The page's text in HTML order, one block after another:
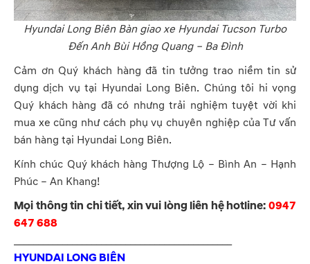
Hyundai Long Biên Bàn giao xe Hyundai Tucson Turbo
Đến Anh Bùi Hồng Quang – Ba Đình
Cảm ơn Quý khách hàng đã tin tưởng trao niềm tin sử
dụng dịch vụ tại Hyundai Long Biên. Chúng tôi hi vọng
Quý khách hàng đã có nhưng trải nghiệm tuyệt vời khi
mua xe cũng như cách phụ vụ chuyên nghiệp của Tư vấn
bán hàng tại Hyundai Long Biên.
Kính chúc Quý khách hàng Thượng Lộ – Bình An – Hạnh
Phúc – An Khang!
Mọi thông tin chi tiết, xin vui lòng liên hệ hotline: 0947
647 688
_____________________________________________
HYUNDAI LONG BIÊN